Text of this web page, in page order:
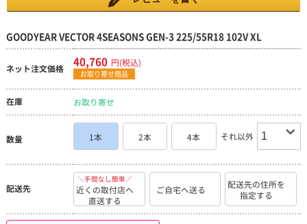
GOODYEAR VECTOR 4SEASONS GEN-3 225/55R18 102V XL
ネット注文価格 40,760 円(税込)
お取り寄せ商品
在庫 お取り寄せ
数量 1本 2本 4本 それ以外
配送先
＼手間なし簡単／
近くの取付店へ
直送する
ご自宅へ送る
配送先の住所を
指定する